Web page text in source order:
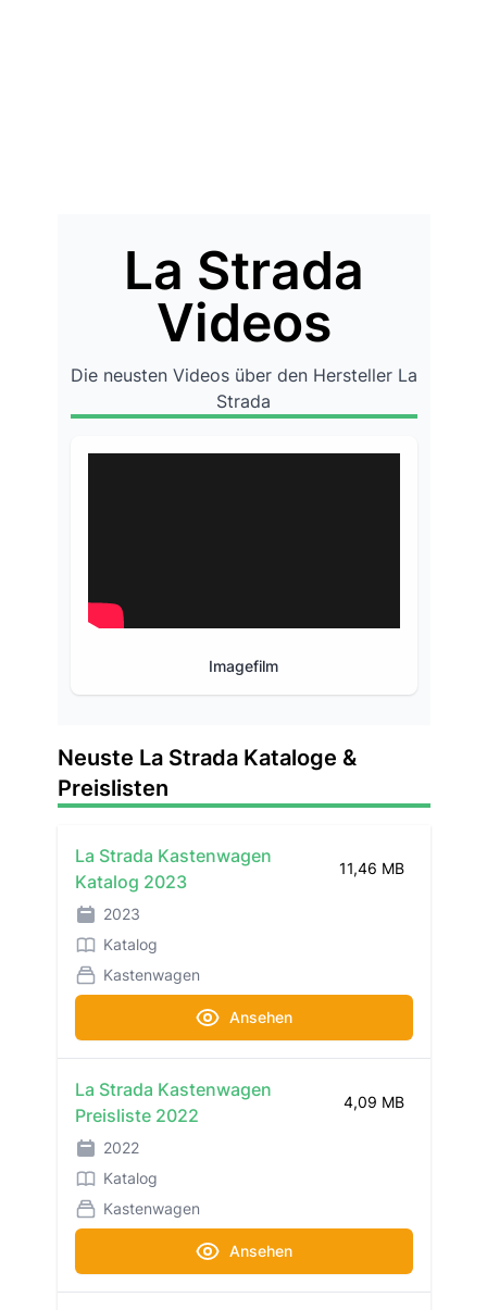
La Strada
Videos
Die neusten Videos über den Hersteller La
Strada
Imagefilm
Neuste La Strada Kataloge &
Preislisten
La Strada Kastenwagen
Katalog 2023
11,46 MB
2023
Katalog
Kastenwagen
Ansehen
La Strada Kastenwagen
Preisliste 2022
4,09 MB
2022
Katalog
Kastenwagen
Ansehen